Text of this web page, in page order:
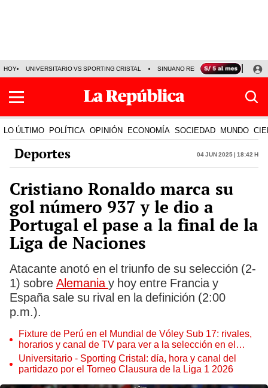
HOY UNIVERSITARIO VS SPORTING CRISTAL SINUANO RESULTADOS HOY
LO ÚLTIMO POLÍTICA OPINIÓN ECONOMÍA SOCIEDAD MUNDO
Deportes 04 Jun 2025 | 18:42 h
Cristiano Ronaldo marca su
gol número 937 y le dio a
Portugal el pase a la final de la
Liga de Naciones
Atacante anotó en el triunfo de su selección (2-
1) sobre Alemaniay hoy entre Francia y
España sale su rival en la definición (2:00
p.m.).
Fixture de Perú en el Mundial de Vóley Sub 17: rivales,
horarios y canal de TV para ver a la selección en el
torneo
Universitario - Sporting Cristal: día, hora y canal del
partidazo por el Torneo Clausura de la Liga 1 2026